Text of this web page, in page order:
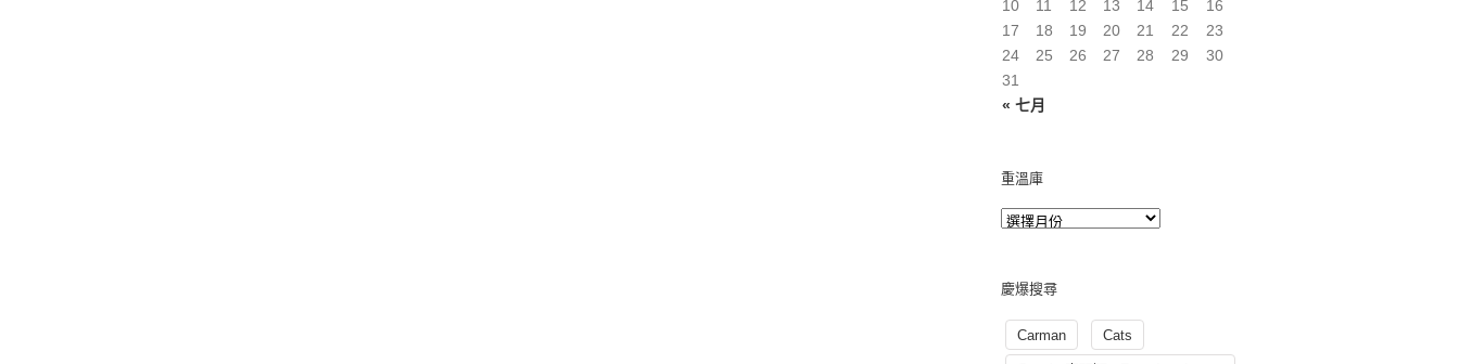
« 七月
10
11 12 13 14 15
16
17
18 19 20 21 22
23
24
25 26 27 28 29
30
31
重溫庫
慶爆搜尋
Carman Cats